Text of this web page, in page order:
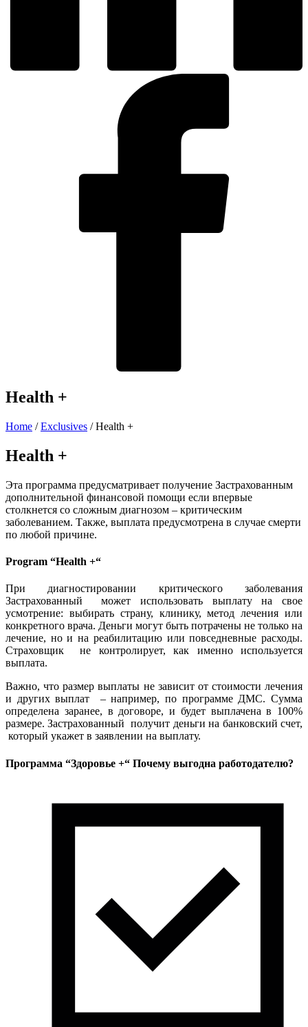
Health +
Home /Exclusives /Health +
Health +
Эта программа предусматривает получение Застрахованным
дополнительной финансовой помощи если впервые
столкнется со сложным диагнозом – критическим
заболеванием. Также, выплата предусмотрена в случае смерти
по любой причине.
Program “Health +“
При диагностировании критического заболевания
Застрахованный может использовать выплату на свое
усмотрение: выбирать страну, клинику, метод лечения или
конкретного врача. Деньги могут быть потрачены не только на
лечение, но и на реабилитацию или повседневные расходы.
Страховщик не контролирует, как именно используется
выплата.
Важно, что размер выплаты не зависит от стоимости лечения
и других выплат – например, по программе ДМС. Сумма
определена заранее, в договоре, и будет выплачена в 100%
размере. Застрахованный получит деньги на банковский счет,
который укажет в заявлении на выплату.
Программа “Здоровье +“ Почему выгодна работодателю?